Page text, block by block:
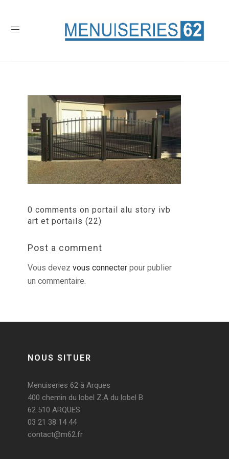
0 comments on portail alu story ivb
art et portails (22)
Post a comment
Vous devez vous connecter pour publier
un commentaire.
NOUS SITUER
Menuiseries 62 à Arques
400 chemin du lobel Z.A du lobel B
62 510 ARQUES
03 21 38 14 44
contact@m62.fr